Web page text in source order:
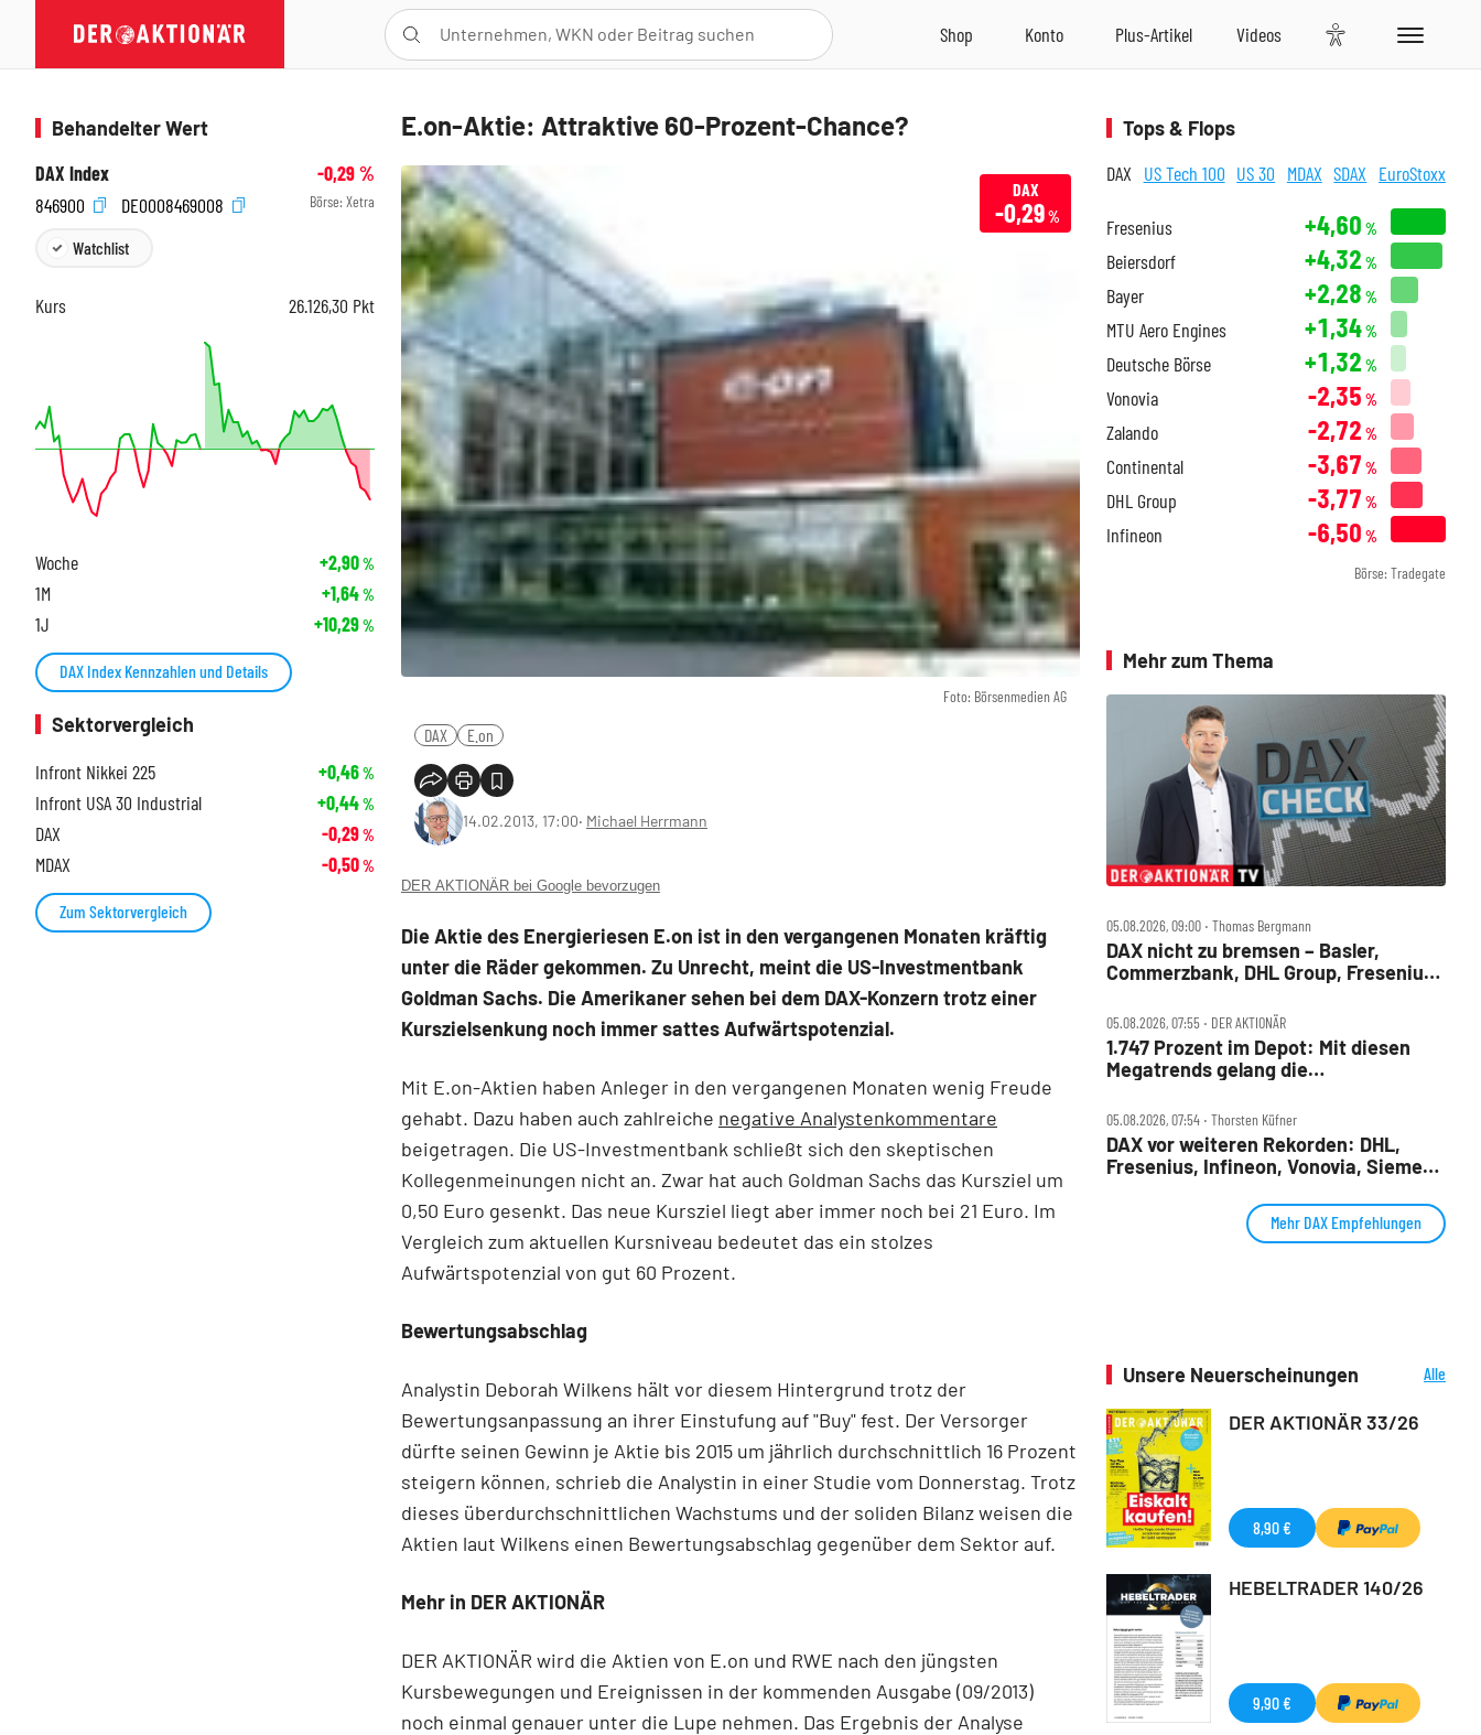
E.on-Aktie: Attraktive 60-Prozent-Chance?
Foto: Börsenmedien AG
DAX
-0,29%
DAX E.on
14.02.2013, 17:00‧ Michael Herrmann
DER AKTIONÄR bei Google bevorzugen
Die Aktie des Energieriesen E.on ist in den vergangenen Monaten kräftig
unter die Räder gekommen. Zu Unrecht, meint die US-Investmentbank
Goldman Sachs. Die Amerikaner sehen bei dem DAX-Konzern trotz einer
Kurszielsenkung noch immer sattes Aufwärtspotenzial.
Mit E.on-Aktien haben Anleger in den vergangenen Monaten wenig Freude
gehabt. Dazu haben auch zahlreiche negative Analystenkommentare
beigetragen. Die US-Investmentbank schließt sich den skeptischen
Kollegenmeinungen nicht an. Zwar hat auch Goldman Sachs das Kursziel um
0,50 Euro gesenkt. Das neue Kursziel liegt aber immer noch bei 21 Euro. Im
Vergleich zum aktuellen Kursniveau bedeutet das ein stolzes
Aufwärtspotenzial von gut 60 Prozent.
Bewertungsabschlag
Analystin Deborah Wilkens hält vor diesem Hintergrund trotz der
Bewertungsanpassung an ihrer Einstufung auf "Buy" fest. Der Versorger
dürfte seinen Gewinn je Aktie bis 2015 um jährlich durchschnittlich 16 Prozent
steigern können, schrieb die Analystin in einer Studie vom Donnerstag. Trotz
dieses überdurchschnittlichen Wachstums und der soliden Bilanz weisen die
Aktien laut Wilkens einen Bewertungsabschlag gegenüber dem Sektor auf.
Mehr in DER AKTIONÄR
DER AKTIONÄR wird die Aktien von E.on und RWE nach den jüngsten
Kursbewegungen und Ereignissen in der kommenden Ausgabe (09/2013)
noch einmal genauer unter die Lupe nehmen. Das Ergebnis der Analyse
Behandelter Wert
DAX Index
-0,29%
846900
DE0008469008 Börse: Xetra
Watchlist
Kurs 26.126,30 Pkt
Woche +2,90%
1M +1,64%
1J +10,29%
DAX Index Kennzahlen und Details
Sektorvergleich
Infront Nikkei 225
+0,46%
Infront USA 30 Industrial +0,44%
DAX -0,29%
MDAX -0,50%
Zum Sektorvergleich
Tops & Flops
DAX US Tech 100 US 30 MDAX SDAX EuroStoxx
Fresenius +4,60 %
Beiersdorf +4,32 %
Bayer +2,28 %
MTU Aero Engines +1,34%
Deutsche Börse +1,32 %
Vonovia -2,35 %
Zalando -2,72 %
Continental -3,67 %
DHL Group -3,77 %
Infineon -6,50 %
Börse: Tradegate
Mehr zum Thema
05.08.2026, 09:00 ‧ Thomas Bergmann
DAX nicht zu bremsen – Basler,
Commerzbank, DHL Group, Fresenius,
05.08.2026, 07:55 ‧ DER AKTIONÄR
1.747 Prozent im Depot: Mit diesen
Megatrends gelang die
05.08.2026, 07:54 ‧ Thorsten Küfner
DAX vor weiteren Rekorden: DHL,
Fresenius, Infineon, Vonovia, Siemens
Mehr DAX Empfehlungen
Unsere Neuerscheinungen
Alle
DER AKTIONÄR 33/26
8,90 €
HEBELTRADER 140/26
9,90 €